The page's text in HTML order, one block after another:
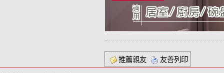
推薦親友 友善列印